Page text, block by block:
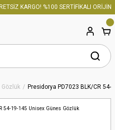
KARGO! %100 SERTİFİKALI
Gözlük Presidorya PD7023 BLK/CR 54-